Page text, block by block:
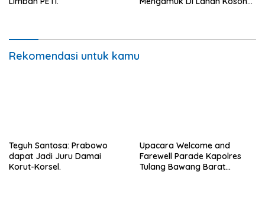
Rekomendasi untuk kamu
Teguh Santosa: Prabowo
dapat Jadi Juru Damai
Korut-Korsel.
Upacara Welcome and
Farewell Parade Kapolres
Tulang Bawang Barat